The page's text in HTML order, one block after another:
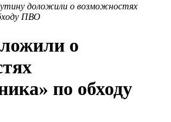
доложили о возможностях
ПВО
о
по обходу